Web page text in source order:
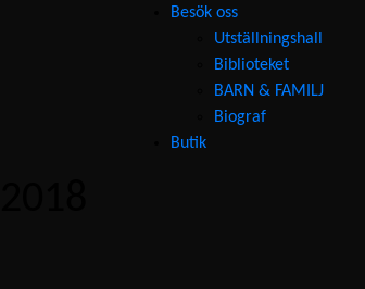
Besök oss
Utställningshall
Biblioteket
BARN & FAMILJ
Biograf
Butik